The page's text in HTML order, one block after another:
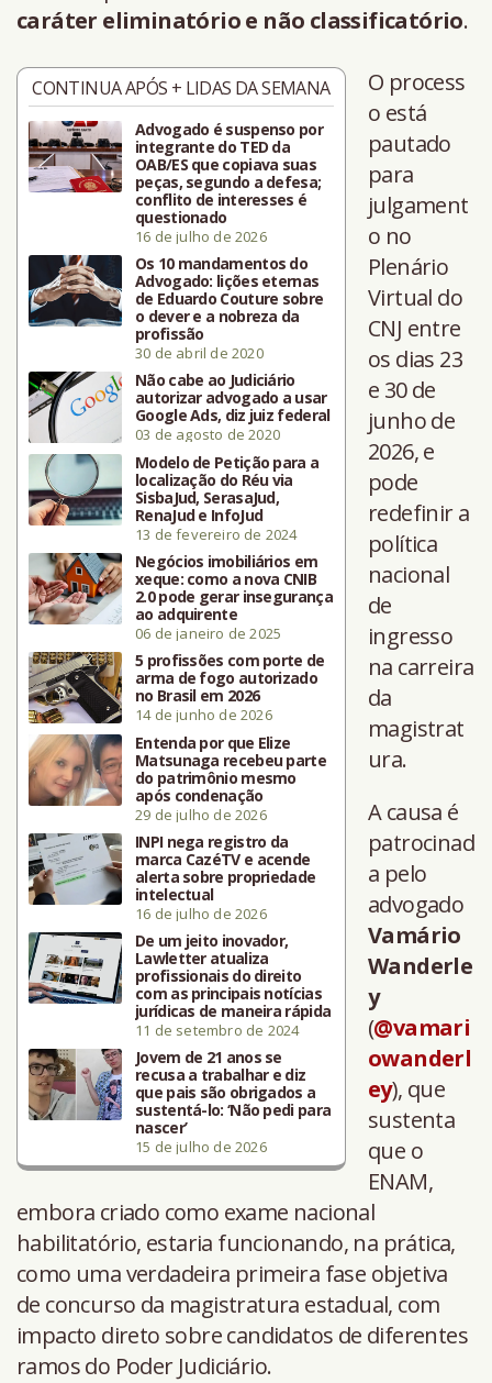
caráter eliminatório e não classificatório.
CONTINUA APÓS + LIDAS DA SEMANA
Advogado é suspenso por
integrante do TED da
OAB/ES que copiava suas
peças, segundo a defesa;
conflito de interesses é
questionado
16 de julho de 2026
Os 10 mandamentos do
Advogado: lições eternas
de Eduardo Couture sobre
o dever e a nobreza da
profissão
30 de abril de 2020
Não cabe ao Judiciário
autorizar advogado a usar
Google Ads, diz juiz federal
03 de agosto de 2020
Modelo de Petição para a
localização do Réu via
SisbaJud, SerasaJud,
RenaJud e InfoJud
13 de fevereiro de 2024
Negócios imobiliários em
xeque: como a nova CNIB
2.0 pode gerar insegurança
ao adquirente
06 de janeiro de 2025
5 profissões com porte de
arma de fogo autorizado
no Brasil em 2026
14 de junho de 2026
Entenda por que Elize
Matsunaga recebeu parte
do patrimônio mesmo
após condenação
29 de julho de 2026
INPI nega registro da
marca CazéTV e acende
alerta sobre propriedade
intelectual
16 de julho de 2026
De um jeito inovador,
Lawletter atualiza
profissionais do direito
com as principais notícias
jurídicas de maneira rápida
11 de setembro de 2024
Jovem de 21 anos se
recusa a trabalhar e diz
que pais são obrigados a
sustentá-lo: ‘Não pedi para
nascer’
15 de julho de 2026
O process
o está
pautado
para
julgament
o no
Plenário
Virtual do
CNJ entre
os dias 23
e 30 de
junho de
2026, e
pode
redefinir a
política
nacional
de
ingresso
na carreira
da
magistrat
ura.
A causa é
patrocinad
a pelo
advogado
Vamário
Wanderle
y
(@vamari
owanderl
ey), que
sustenta
que o
ENAM,
embora criado como exame nacional
habilitatório, estaria funcionando, na prática,
como uma verdadeira primeira fase objetiva
de concurso da magistratura estadual, com
impacto direto sobre candidatos de diferentes
ramos do Poder Judiciário.